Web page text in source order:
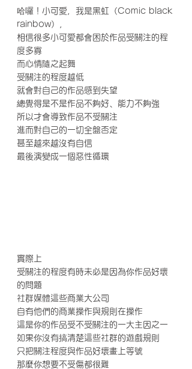
哈囉！小可愛，我是黑虹（Comic black
rainbow），
相信很多小可愛都會困於作品受關注的程
度多寡
而心情隨之起舞
受關注的程度越低
就會對自己的作品感到失望
總覺得是不是作品不夠好、能力不夠強
所以才會導致作品不受關注
進而對自己的一切全盤否定
甚至越來越沒有自信
最後演變成一個惡性循環
實際上
受關注的程度有時未必是因為你作品好壞
的問題
社群媒體這些商業大公司
自有他們的商業操作與規則在操作
這是你的作品受不受關注的一大主因之一
如果你沒有搞清楚這些社群的遊戲規則
只把關注程度與作品好壞畫上等號
那麼你想要不受傷都很難